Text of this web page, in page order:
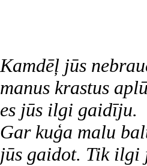
Kamdēļ jūs
manus krastus
es jūs ilgi gaidīju.
Gar kuģa malu
jūs gaidot. Tik ilgi